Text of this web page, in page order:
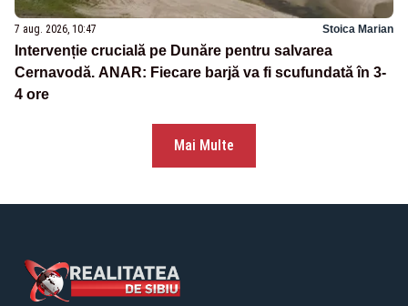
7 aug. 2026, 10:47 Stoica Marian
Intervenție crucială pe Dunăre pentru salvarea
Cernavodă. ANAR: Fiecare barjă va fi scufundată în 3-
4 ore
Mai Multe